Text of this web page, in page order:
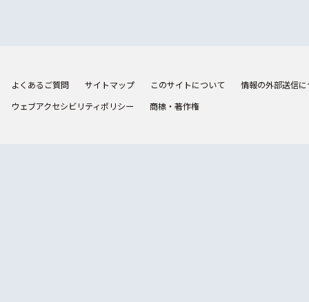
よくあるご質問 サイトマップ このサイトについて
情報の外部送信
ウェブアクセシビリティポリシー
商標・著作権